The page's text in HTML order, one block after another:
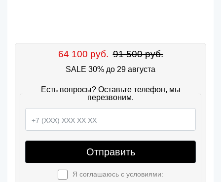
64 100 руб. 91 500 руб.
SALE 30% до 29 августа
Есть вопросы? Оставьте телефон, мы
перезвоним.
Отправить
Я соглашаюсь с условиями: